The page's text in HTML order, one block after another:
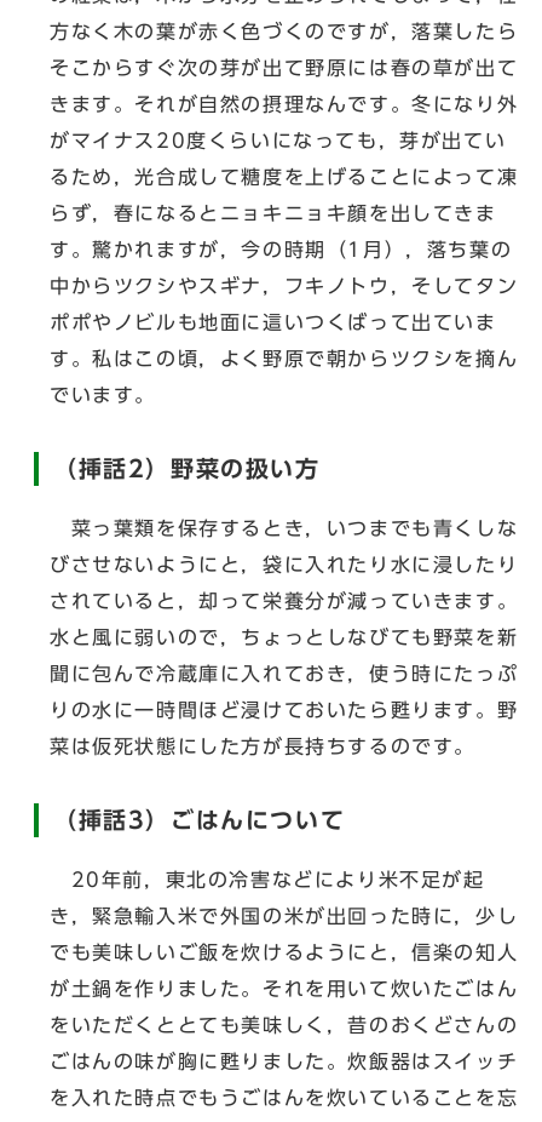
方なく木の葉が赤く色づくのですが，落葉したら
そこからすぐ次の芽が出て野原には春の草が出て
きます。それが自然の摂理なんです。冬になり外
がマイナス20度くらいになっても，芽が出てい
るため，光合成して糖度を上げることによって凍
らず，春になるとニョキニョキ顔を出してきま
す。驚かれますが，今の時期（1月），落ち葉の
中からツクシやスギナ，フキノトウ，そしてタン
ポポやノビルも地面に這いつくばって出ていま
す。私はこの頃，よく野原で朝からツクシを摘ん
でいます。
（挿話2）野菜の扱い方
菜っ葉類を保存するとき，いつまでも青くしな
びさせないようにと，袋に入れたり水に浸したり
されていると，却って栄養分が減っていきます。
水と風に弱いので，ちょっとしなびても野菜を新
聞に包んで冷蔵庫に入れておき，使う時にたっぷ
りの水に一時間ほど浸けておいたら甦ります。野
菜は仮死状態にした方が長持ちするのです。
（挿話3）ごはんについて
20年前，東北の冷害などにより米不足が起
き，緊急輸入米で外国の米が出回った時に，少し
でも美味しいご飯を炊けるようにと，信楽の知人
が土鍋を作りました。それを用いて炊いたごはん
をいただくととても美味しく，昔のおくどさんの
ごはんの味が胸に甦りました。炊飯器はスイッチ
を入れた時点でもうごはんを炊いていることを忘